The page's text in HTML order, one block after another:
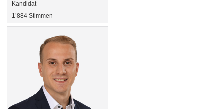
Kandidat
1’884 Stimmen